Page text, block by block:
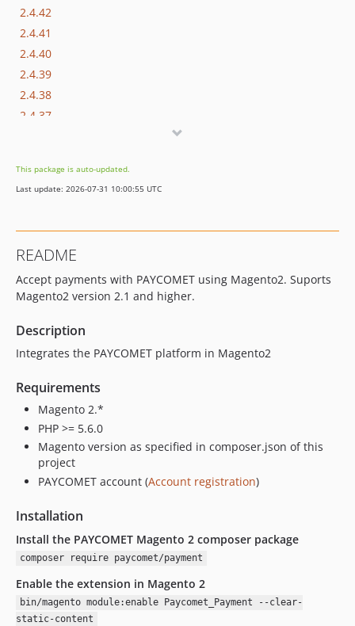
2.4.42
2.4.41
2.4.40
2.4.39
2.4.38
2.4.37
2.4.34
2.4.33
2.4.30
2.4.29
2.4.28
2.4.25
2.4.24
2.4.23
2.4.22
2.4.21
2.4.20
2.4.19
2.4.16
2.4.15
2.4.14
2.4.13
This package is auto-updated.
Last update: 2026-07-31 10:00:55 UTC
README
Accept payments with PAYCOMET using Magento2. Suports
Magento2 version 2.1 and higher.
Description
Integrates the PAYCOMET platform in Magento2
Requirements
Magento 2.*
PHP >= 5.6.0
Magento version as specified in composer.json of this
project
PAYCOMET account (Account registration)
Installation
Install the PAYCOMET Magento 2 composer package
composer require paycomet/payment
Enable the extension in Magento 2
bin/magento module:enable Paycomet_Payment --clear-
static-content